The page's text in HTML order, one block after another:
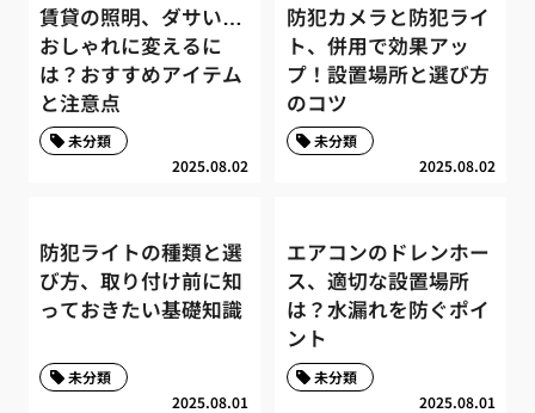
賃貸の照明、ダサい…
おしゃれに変えるに
は？おすすめアイテム
と注意点
2025.08.02
未分類
防犯カメラと防犯ライ
ト、併用で効果アッ
プ！設置場所と選び方
のコツ
2025.08.02
未分類
防犯ライトの種類と選
び方、取り付け前に知
っておきたい基礎知識
2025.08.01
未分類
エアコンのドレンホー
ス、適切な設置場所
は？水漏れを防ぐポイ
ント
2025.08.01
未分類